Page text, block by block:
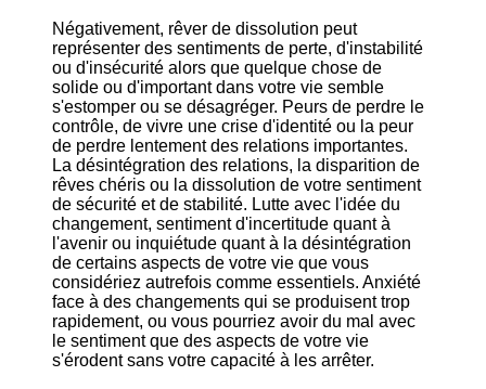
Négativement, rêver de dissolution peut
représenter des sentiments de perte, d'instabilité
ou d'insécurité alors que quelque chose de
solide ou d'important dans votre vie semble
s'estomper ou se désagréger. Peurs de perdre le
contrôle, de vivre une crise d'identité ou la peur
de perdre lentement des relations importantes.
La désintégration des relations, la disparition de
rêves chéris ou la dissolution de votre sentiment
de sécurité et de stabilité. Lutte avec l'idée du
changement, sentiment d'incertitude quant à
l'avenir ou inquiétude quant à la désintégration
de certains aspects de votre vie que vous
considériez autrefois comme essentiels. Anxiété
face à des changements qui se produisent trop
rapidement, ou vous pourriez avoir du mal avec
le sentiment que des aspects de votre vie
s'érodent sans votre capacité à les arrêter.